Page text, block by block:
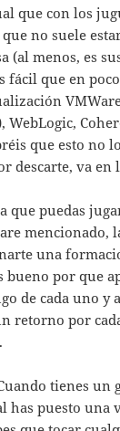
que con los
no suele
(al menos, es
fácil que en
WebLogic,
que esto no
descarte, va en
que puedas
mencionado,
una
bueno por que
de cada uno y
retorno por
tienes un
has puesto una